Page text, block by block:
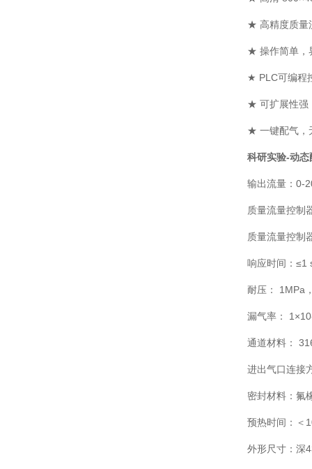
★ 高精度质量
★ 操作简单，
★ PLC可编程
★ 可扩展性强
★ 一键配气，
科研实验-动态
输出流量：0-
质量流量控制
质量流量控制
响应时间：≤1
耐压： 1MPa
漏气率：
通道材料：
进出气口连接
密封材料：氟
预热时间：＜
外形尺寸：深